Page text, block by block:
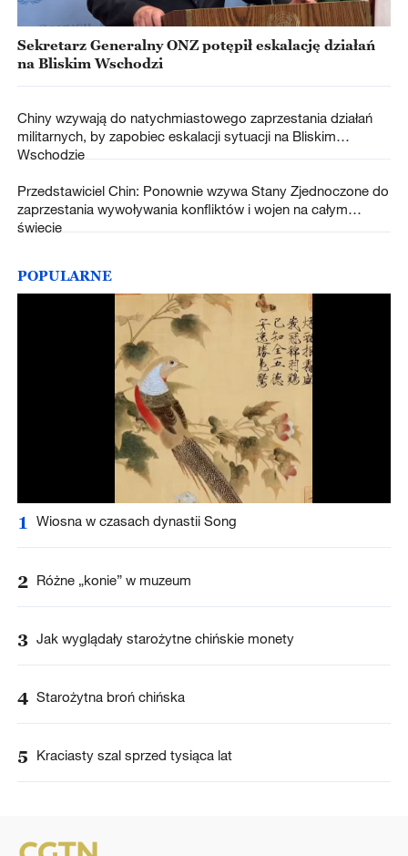
Sekretarz Generalny ONZ potępił eskalację działań
na Bliskim Wschodzi
Chiny wzywają do natychmiastowego zaprzestania działań
militarnych, by zapobiec eskalacji sytuacji na Bliskim
Wschodzie
Przedstawiciel Chin: Ponownie wzywa Stany Zjednoczone do
zaprzestania wywoływania konfliktów i wojen na całym
świecie
POPULARNE
1 Wiosna w czasach dynastii Song
2 Różne „konie” w muzeum
3 Jak wyglądały starożytne chińskie monety
4 Starożytna broń chińska
5 Kraciasty szal sprzed tysiąca lat